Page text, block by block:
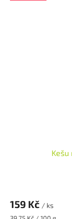
159 Kč / ks